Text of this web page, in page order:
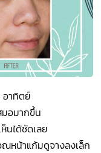
าทิตย์
มอมากขึ้น
นได้ชัดเลย
หน้าแก้มดูจางลงเล็ก